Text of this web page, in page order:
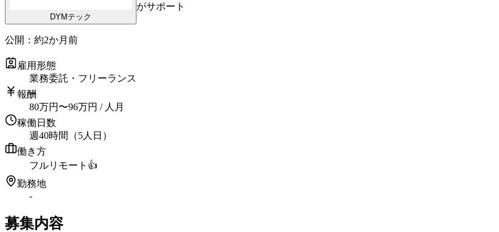
DYMテック
がサポート
公開： 約2か月前
雇用形態
業務委託・フリーランス
報酬
80万円 〜96万円 / 人月
稼働日数
週40時間（5人日）
働き方
フルリモート 👍
勤務地
-
募集内容